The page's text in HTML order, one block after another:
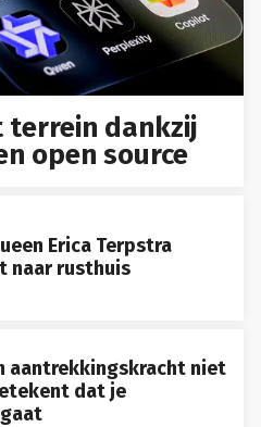
terrein dankzij
open source
Erica Terpstra
naar rusthuis
aantrekkingskracht niet
dat je